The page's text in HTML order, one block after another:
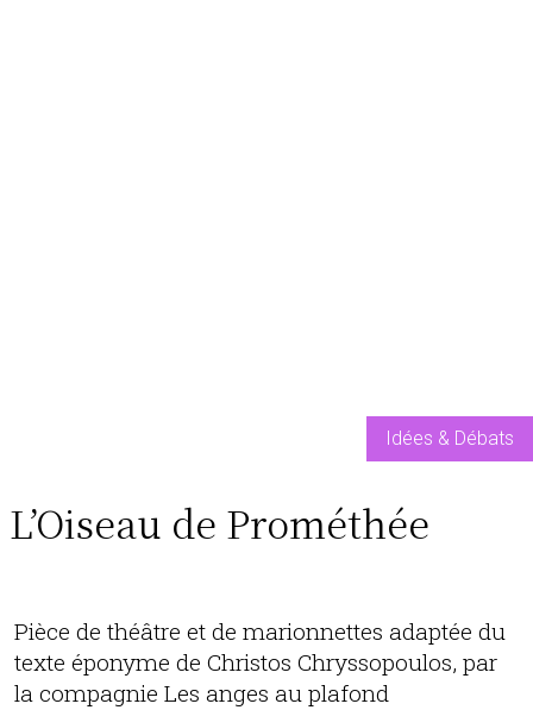
Idées & Débats
L’Oiseau de Prométhée
Pièce de théâtre et de marionnettes adaptée du
texte éponyme de Christos Chryssopoulos, par
la compagnie Les anges au plafond